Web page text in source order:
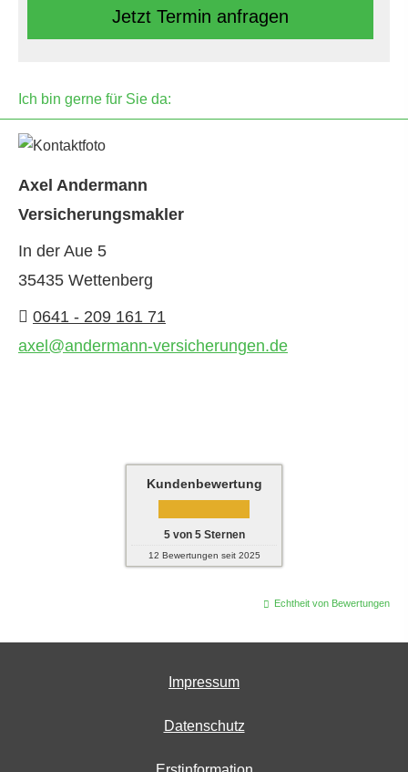
Jetzt Termin anfragen
Ich bin gerne für Sie da:
Axel Andermann
Ver­sicherungs­makler
In der Aue 5
35435 Wettenberg
0641 - 209 161 71
axel@andermann-versicherungen.de
Kundenbewertung
5von 5Sternen
12 Bewertungen seit 2025
Echtheit von Bewertungen
Impressum
Datenschutz